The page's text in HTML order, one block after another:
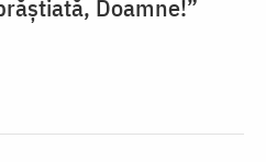
Doamne!”